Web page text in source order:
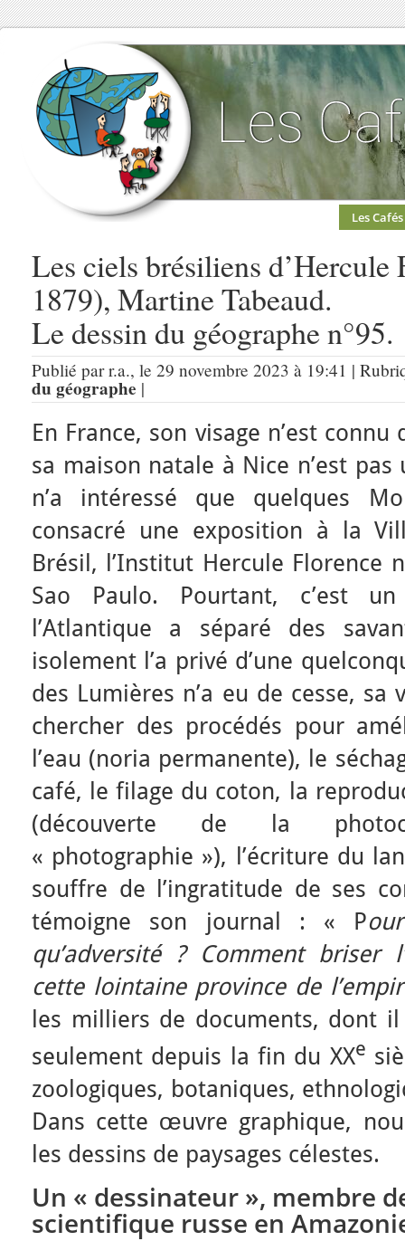
Les Cafés
Les ciels brésiliens d’Hercule
1879), Martine Tabeaud.
Le dessin du géographe n°95.
Publié par r.a., le 29 novembre 2023 à 19:41 |
du géographe |
En France, son visage n’est
sa maison natale à Nice n’est
n’a intéressé que quelques
consacré une exposition à la
Brésil, l’Institut Hercule Florence
Sao Paulo. Pourtant, c’est
l’Atlantique a séparé des
isolement l’a privé d’une
des Lumières n’a eu de cesse, sa
chercher des procédés pour
l’eau (noria permanente), le
café, le filage du coton, la
(découverte de la
« photographie »), l’écriture du
souffre de l’ingratitude de ses
témoigne son journal : « P
qu’adversité ? Comment briser
cette lointaine province de
les milliers de documents, dont il
seulement depuis la fin du XXe
zoologiques, botaniques,
Dans cette œuvre graphique,
les dessins de paysages célestes.
Un « dessinateur », membre
scientifique russe en